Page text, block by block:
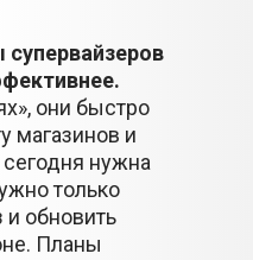
они быстро
магазинов и
нужна
только
и обновить
Планы